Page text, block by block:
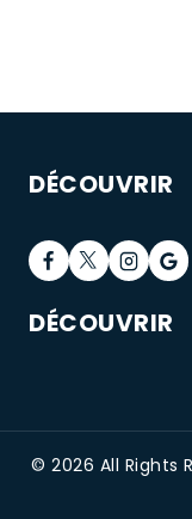
DÉCOUVRIR
DÉCOUVRIR
© 2026 All Rights